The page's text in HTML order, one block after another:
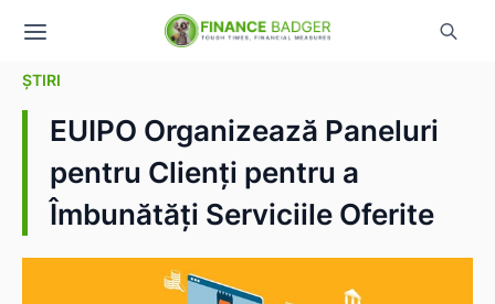
ȘTIRI
EUIPO Organizează Paneluri
pentru Clienți pentru a
Îmbunătăți Serviciile Oferite